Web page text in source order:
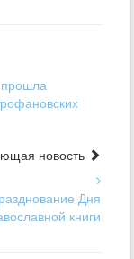
новость
Дня
книги